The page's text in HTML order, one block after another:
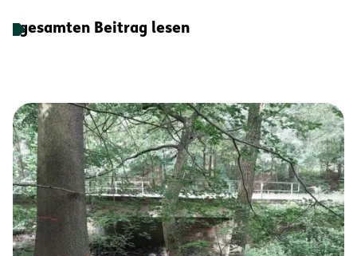
gesamten Beitrag lesen